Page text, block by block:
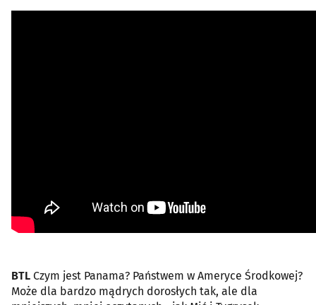
BTL Czym jest Panama? Państwem w Ameryce Środkowej?
Może dla bardzo mądrych dorosłych tak, ale dla